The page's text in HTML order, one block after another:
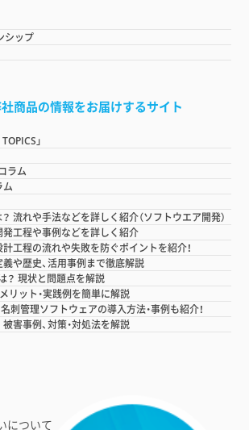
シップ
商品の情報をお届けするサイト
」
ラム
ム
流れや手法などを詳しく紹介（ソフトウエア開発）
発工程や事例などを詳しく紹介
工程の流れや失敗を防ぐポイントを紹介！
義や歴史、活用事例まで徹底解説
？ 現状と問題点を解説
リット・実践例を簡単に解説
刺管理ソフトウェアの導入方法・事例も紹介！
害事例、対策・対処法を解説
について